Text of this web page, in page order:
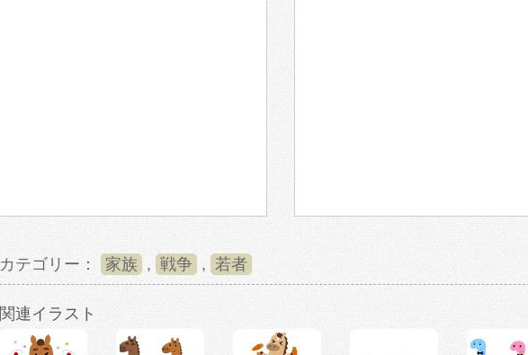
カテゴリー： 家族 , 戦争 , 若者
関連イラスト